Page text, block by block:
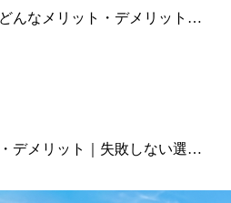
んなメリット・デメリット…
デメリット｜失敗しない選…